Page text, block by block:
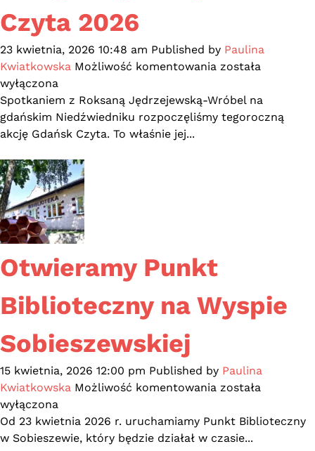
Czyta 2026
23 kwietnia, 2026 10:48 am Published by Paulina
Kwiatkowska Możliwość komentowania Inauguracja
Gdańsk
Czyta
została
wyłączona
Spotkaniem z Roksaną Jędrzejewską-Wróbel na
gdańskim Niedźwiedniku rozpoczęliśmy tegoroczną
akcję Gdańsk Czyta. To właśnie jej...
Otwieramy Punkt
Biblioteczny na Wyspie
Sobieszewskiej
15 kwietnia, 2026 12:00 pm Published by Paulina
Kwiatkowska Możliwość komentowania Otwieramy
Biblioteczny
na
została
wyłączona
Od 23 kwietnia 2026 r. uruchamiamy Punkt Biblioteczny
w Sobieszewie, który będzie działał w czasie...